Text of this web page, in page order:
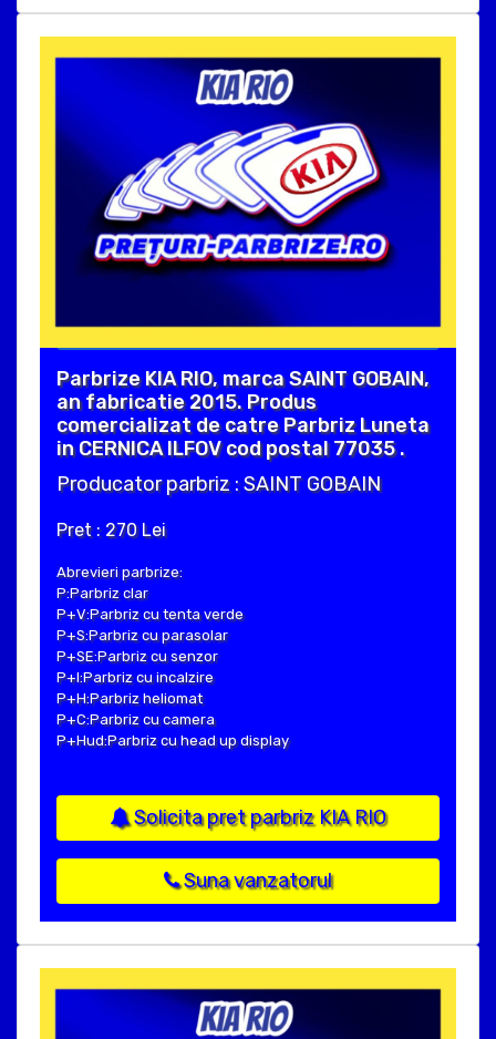
Parbrize KIA RIO, marca SAINT GOBAIN,
an fabricatie 2015. Produs
comercializat de catre Parbriz Luneta
in CERNICA ILFOV cod postal 77035 .
Producator parbriz : SAINT GOBAIN
Pret : 270 Lei
Abrevieri parbrize:
P:Parbriz clar
P+V:Parbriz cu tenta verde
P+S:Parbriz cu parasolar
P+SE:Parbriz cu senzor
P+I:Parbriz cu incalzire
P+H:Parbriz heliomat
P+C:Parbriz cu camera
P+Hud:Parbriz cu head up display
Solicita pret parbriz KIA RIO
Suna vanzatorul